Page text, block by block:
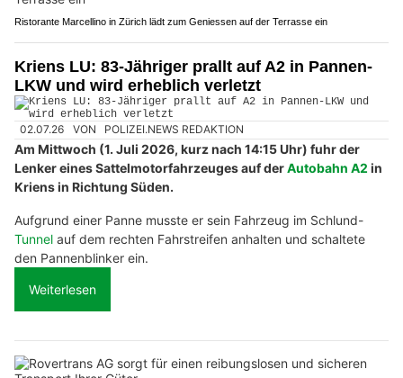
Ristorante Marcellino in Zürich lädt zum Geniessen auf der Terrasse ein
Kriens LU: 83-Jähriger prallt auf A2 in Pannen-
LKW und wird erheblich verletzt
02.07.26 VON POLIZEI.NEWS REDAKTION
Am Mittwoch (1. Juli 2026, kurz nach 14:15 Uhr) fuhr der
Lenker eines Sattelmotorfahrzeuges auf derAutobahn A2 in
Kriens in Richtung Süden.
Aufgrund einer Panne musste er sein Fahrzeug im Schlund-
Tunnel auf dem rechten Fahrstreifen anhalten und schaltete
den Pannenblinker ein.
Weiterlesen